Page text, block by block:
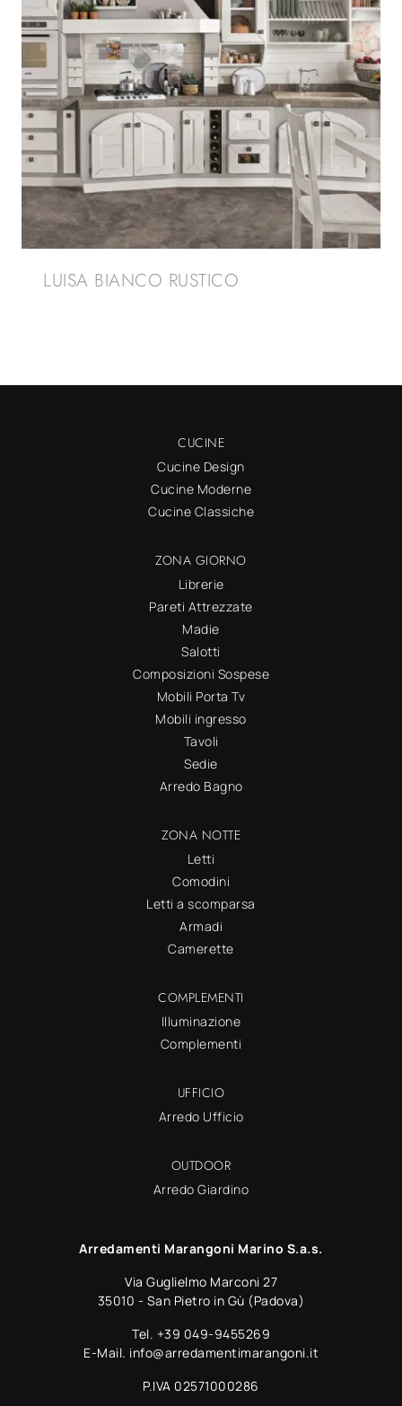
LUISA BIANCO RUSTICO
CUCINE
Cucine Design
Cucine Moderne
Cucine Classiche
ZONA GIORNO
Librerie
Pareti Attrezzate
Madie
Salotti
Composizioni Sospese
Mobili Porta Tv
Mobili ingresso
Tavoli
Sedie
Arredo Bagno
ZONA NOTTE
Letti
Comodini
Letti a scomparsa
Armadi
Camerette
COMPLEMENTI
Illuminazione
Complementi
UFFICIO
Arredo Ufficio
OUTDOOR
Arredo Giardino
Arredamenti Marangoni Marino S.a.s.
Via Guglielmo Marconi 27
35010 - San Pietro in Gù (Padova)
Tel. +39 049-9455269
E-Mail. info@arredamentimarangoni.it
P.IVA 02571000286